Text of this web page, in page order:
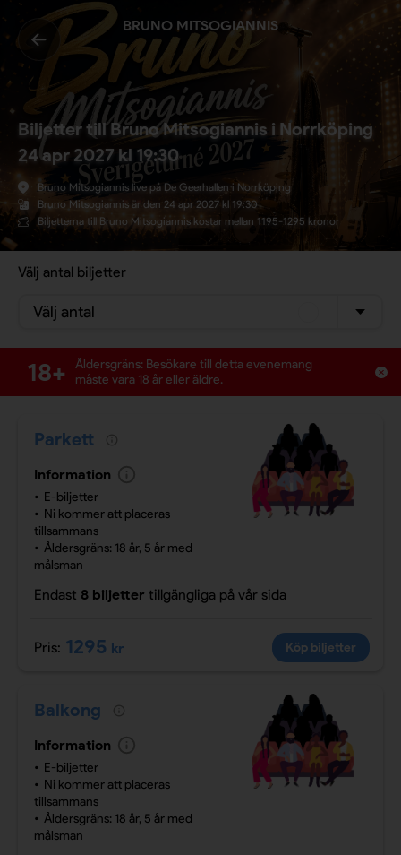
BRUNO MITSOGIANNIS
Biljetter till Bruno Mitsogiannis i Norrköping
24 apr 2027 kl 19:30
Bruno Mitsogiannis live på De Geerhallen i Norrköping
Bruno Mitsogiannis är den 24 apr 2027 kl 19:30
Biljetterna till Bruno Mitsogiannis kostar mellan 1195-1295 kronor
Välj antal biljetter
Välj antal
18+
Åldersgräns: Besökare till detta evenemang
måste vara 18 år eller äldre.
Parkett
Information
E-biljetter
Ni kommer att placeras
tillsammans
Åldersgräns: 18 år, 5 år med
målsman
Endast 8 biljetter tillgängliga på vår sida
Pris: 1295 kr Köp biljetter
Balkong
Information
E-biljetter
Ni kommer att placeras
tillsammans
Åldersgräns: 18 år, 5 år med
målsman